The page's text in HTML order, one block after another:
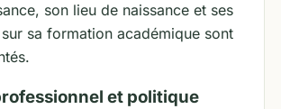
son lieu de naissance et ses
sa formation académique sont
et politique